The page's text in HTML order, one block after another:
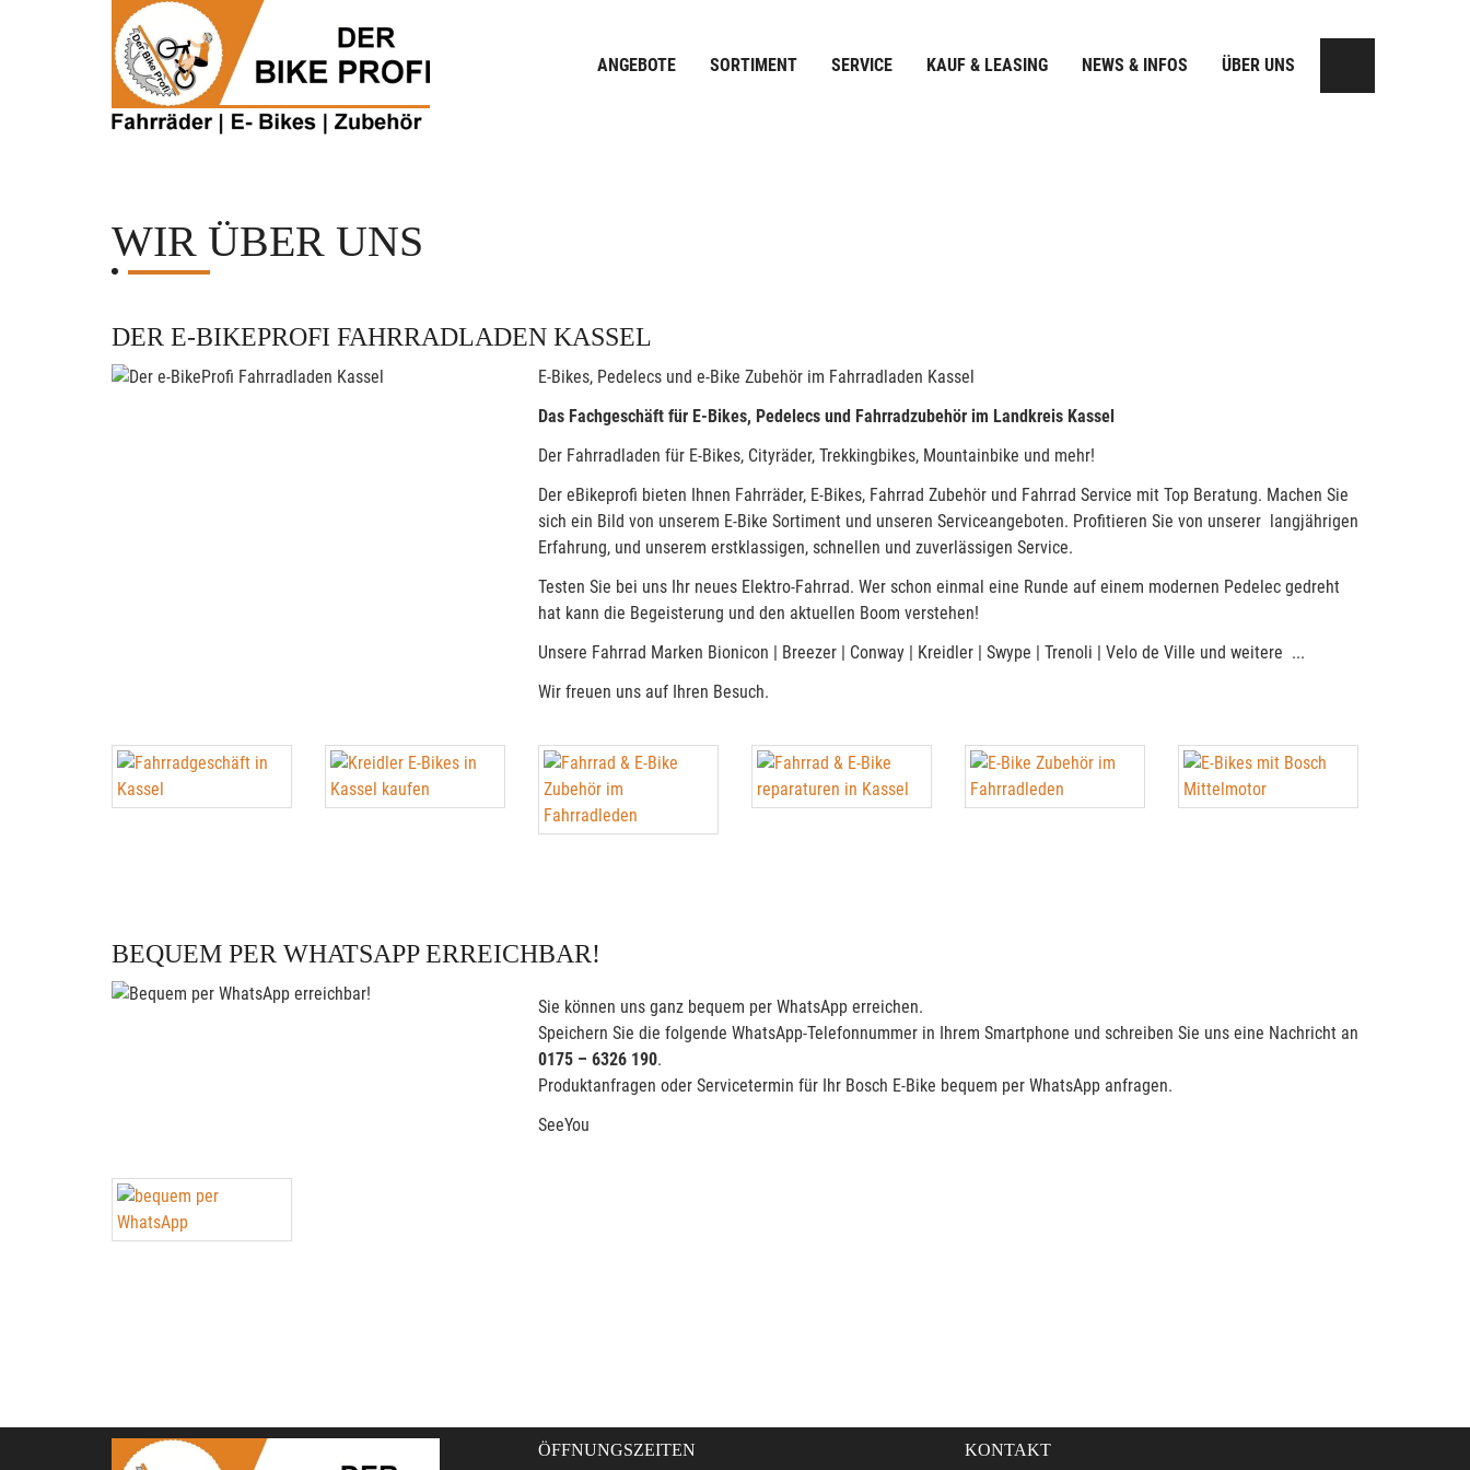
ANGEBOTE SORTIMENT SERVICE KAUF & LEASING NEWS & INFOS ÜBER UNS
WIR ÜBER UNS
DER E-BIKEPROFI FAHRRADLADEN KASSEL
E-Bikes, Pedelecs und e-Bike Zubehör im Fahrradladen Kassel
Das Fachgeschäft für E-Bikes, Pedelecs und Fahrradzubehör im Landkreis Kassel
Der Fahrradladen für E-Bikes, Cityräder, Trekkingbikes, Mountainbike und mehr!
Der eBikeprofi bieten Ihnen Fahrräder, E-Bikes, Fahrrad Zubehör und Fahrrad Service mit Top Beratung. Machen Sie
sich ein Bild von unserem E-Bike Sortiment und unseren Serviceangeboten. Profitieren Sie von unserer langjährigen
Erfahrung, und unserem erstklassigen, schnellen und zuverlässigen Service.
Testen Sie bei uns Ihr neues Elektro-Fahrrad. Wer schon einmal eine Runde auf einem modernen Pedelec gedreht
hat kann die Begeisterung und den aktuellen Boom verstehen!
Unsere Fahrrad Marken Bionicon | Breezer | Conway | Kreidler | Swype | Trenoli | Velo de Ville und weitere ...
Wir freuen uns auf Ihren Besuch.
BEQUEM PER WHATSAPP ERREICHBAR!
Sie können uns ganz bequem per WhatsApp erreichen.
Speichern Sie die folgende WhatsApp-Telefonnummer in Ihrem Smartphone und schreiben Sie uns eine Nachricht an
0175 – 6326 190.
Produktanfragen oder Servicetermin für Ihr Bosch E-Bike bequem per WhatsApp anfragen.
SeeYou
ÖFFNUNGSZEITEN KONTAKT